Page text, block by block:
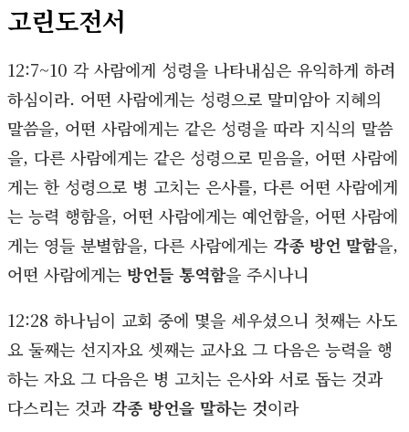
고린도전서
12:7~10 각 사람에게 성령을 나타내심은 유익하게 하려
하심이라. 어떤 사람에게는 성령으로 말미암아 지혜의
말씀을, 어떤 사람에게는 같은 성령을 따라 지식의 말씀
을, 다른 사람에게는 같은 성령으로 믿음을, 어떤 사람에
게는 한 성령으로 병 고치는 은사를, 다른 어떤 사람에게
는 능력 행함을, 어떤 사람에게는 예언함을, 어떤 사람에
게는 영들 분별함을, 다른 사람에게는 각종 방언 말함을,
어떤 사람에게는 방언들 통역함을 주시나니
12:28 하나님이 교회 중에 몇을 세우셨으니 첫째는 사도
요 둘째는 선지자요 셋째는 교사요 그 다음은 능력을 행
하는 자요 그 다음은 병 고치는 은사와 서로 돕는 것과
다스리는 것과 각종 방언을 말하는 것이라